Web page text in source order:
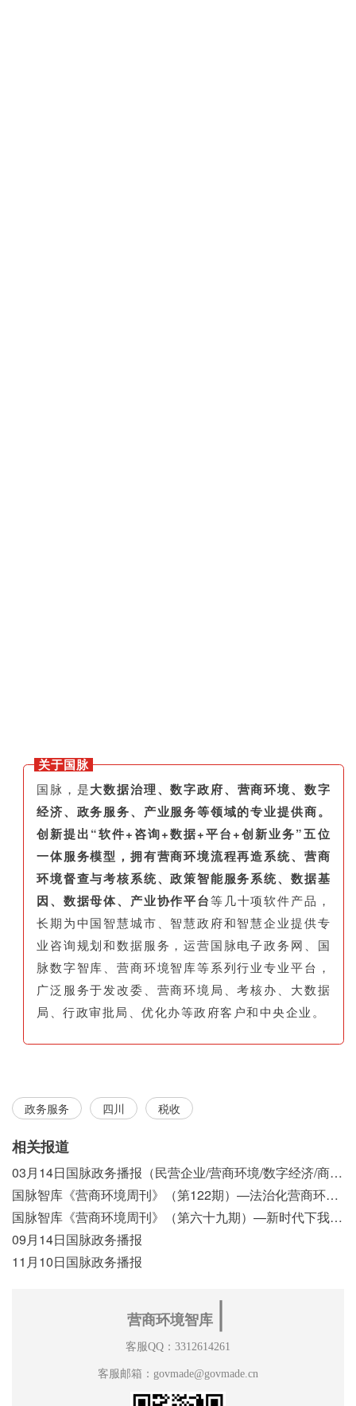
关于国脉
国脉，是大数据治理、数字政府、营商环境、数字
经济、政务服务、产业服务等领域的专业提供商。
创新提出“软件+咨询+数据+平台+创新业务”五位
一体服务模型，拥有营商环境流程再造系统、营商
环境督查与考核系统、政策智能服务系统、数据基
因、数据母体、产业协作平台等几十项软件产品，
长期为中国智慧城市、智慧政府和智慧企业提供专
业咨询规划和数据服务，运营国脉电子政务网、国
脉数字智库、营商环境智库等系列行业专业平台，
广泛服务于发改委、营商环境局、考核办、大数据
局、行政审批局、优化办等政府客户和中央企业。
政务服务 四川 税收
相关报道
03月14日国脉政务播报（民营企业/营商环境/数字经济/商事制度改革）
国脉智库《营商环境周刊》（第122期）—法治化营商环境视域下我国行政执法公示制度浅析
国脉智库《营商环境周刊》（第六十九期）—新时代下我国营商环境标准体系构建初探
09月14日国脉政务播报
11月10日国脉政务播报
营商环境智库
客服QQ：3312614261
客服邮箱：govmade@govmade.cn